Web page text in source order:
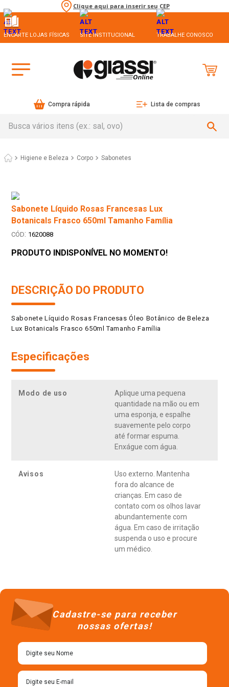
Clique aqui para inserir seu CEP
ENCARTE LOJAS FÍSICAS SITE INSTITUCIONAL TRABALHE CONOSCO
Compra rápida Lista de compras
Higiene e Beleza Corpo Sabonetes
Sabonete Líquido Rosas Francesas Lux
Botanicals Frasco 650ml Tamanho Família
: 1620088
PRODUTO INDISPONÍVEL NO MOMENTO!
DESCRIÇÃO DO PRODUTO
Sabonete Líquido Rosas Francesas Óleo Botânico de Beleza
Lux Botanicals Frasco 650ml Tamanho Família
Especificações
Modo de uso
Aplique uma pequena
quantidade na mão ou em
uma esponja, e espalhe
suavemente pelo corpo
até formar espuma.
Enxágue com água.
Avisos
Uso externo. Mantenha
fora do alcance de
crianças. Em caso de
contato com os olhos lavar
abundantemente com
água. Em caso de irritação
suspenda o uso e procure
um médico.
Cadastre-se para receber
nossas ofertas!